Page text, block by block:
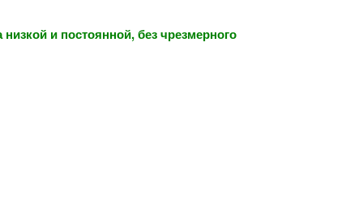
и постоянной, без чрезмерного